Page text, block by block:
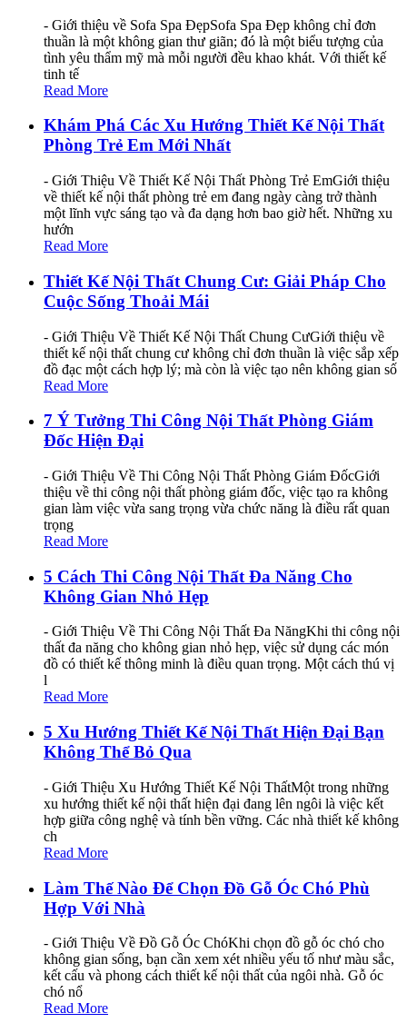
- Giới thiệu về Sofa Spa ĐẹpSofa Spa Đẹp không chỉ đơn
thuần là một không gian thư giãn; đó là một biểu tượng của
tình yêu thẩm mỹ mà mỗi người đều khao khát. Với thiết kế
tinh tế
Read More
Khám Phá Các Xu Hướng Thiết Kế Nội Thất
Phòng Trẻ Em Mới Nhất
- Giới Thiệu Về Thiết Kế Nội Thất Phòng Trẻ EmGiới thiệu
về thiết kế nội thất phòng trẻ em đang ngày càng trở thành
một lĩnh vực sáng tạo và đa dạng hơn bao giờ hết. Những xu
hướn
Read More
Thiết Kế Nội Thất Chung Cư: Giải Pháp Cho
Cuộc Sống Thoải Mái
- Giới Thiệu Về Thiết Kế Nội Thất Chung CưGiới thiệu về
thiết kế nội thất chung cư không chỉ đơn thuần là việc sắp xếp
đồ đạc một cách hợp lý; mà còn là việc tạo nên không gian số
Read More
7 Ý Tưởng Thi Công Nội Thất Phòng Giám
Đốc Hiện Đại
- Giới Thiệu Về Thi Công Nội Thất Phòng Giám ĐốcGiới
thiệu về thi công nội thất phòng giám đốc, việc tạo ra không
gian làm việc vừa sang trọng vừa chức năng là điều rất quan
trọng
Read More
5 Cách Thi Công Nội Thất Đa Năng Cho
Không Gian Nhỏ Hẹp
- Giới Thiệu Về Thi Công Nội Thất Đa NăngKhi thi công nội
thất đa năng cho không gian nhỏ hẹp, việc sử dụng các món
đồ có thiết kế thông minh là điều quan trọng. Một cách thú vị
l
Read More
5 Xu Hướng Thiết Kế Nội Thất Hiện Đại Bạn
Không Thể Bỏ Qua
- Giới Thiệu Xu Hướng Thiết Kế Nội ThấtMột trong những
xu hướng thiết kế nội thất hiện đại đang lên ngôi là việc kết
hợp giữa công nghệ và tính bền vững. Các nhà thiết kế không
ch
Read More
Làm Thế Nào Để Chọn Đồ Gỗ Óc Chó Phù
Hợp Với Nhà
- Giới Thiệu Về Đồ Gỗ Óc ChóKhi chọn đồ gỗ óc chó cho
không gian sống, bạn cần xem xét nhiều yếu tố như màu sắc,
kết cấu và phong cách thiết kế nội thất của ngôi nhà. Gỗ óc
chó nổ
Read More